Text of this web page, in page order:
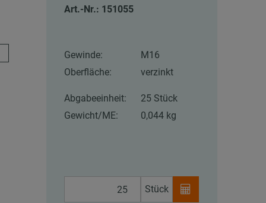
Art.-Nr.: 151055
Gewinde:
M16
Oberfläche:
verzinkt
Abgabeeinheit:
25 Stück
Gewicht/ME:
0,044 kg
Stück